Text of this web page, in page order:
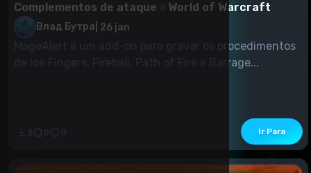
Complementos de ataque
World of Warcraft
Влад Бутра 26 jan
MageAlert é um add-on para gravar os procedimentos
de Ice Fingers, Fireball, Path of Fire e Barrage...
Ir Para